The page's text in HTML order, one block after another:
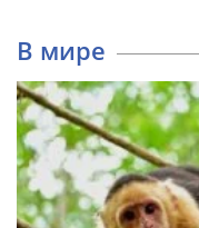
В мире